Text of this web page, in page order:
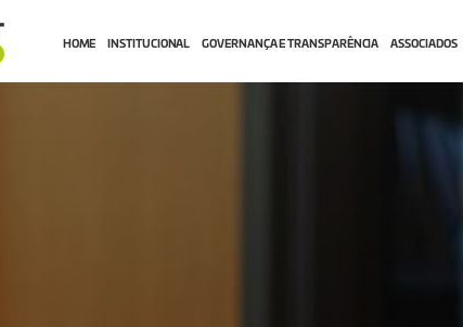
HOME INSTITUCIONAL GOVERNANÇA E TRANSPARÊNCIA ASSOCIADOS